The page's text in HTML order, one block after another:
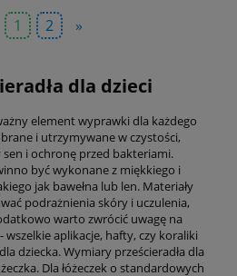
1 2 »
dla dzieci
element wyprawki dla każdego
i utrzymywane w czystości,
i ochronę przed bakteriami.
być wykonane z miękkiego i
jak bawełna lub len. Materiały
podrażnienia skóry i uczulenia,
warto zwrócić uwagę na
wszelkie aplikacje, hafty, czy koraliki
dziecka. Wymiary prześcieradła dla
Dla łóżeczek o standardowych